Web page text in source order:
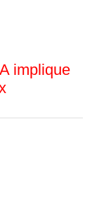
implique